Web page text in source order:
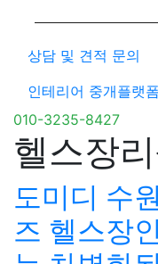
상담 및 견적 문의
인테리어 중개플랫
010-3235-8427
헬스장
도미디 수
즈 헬스장